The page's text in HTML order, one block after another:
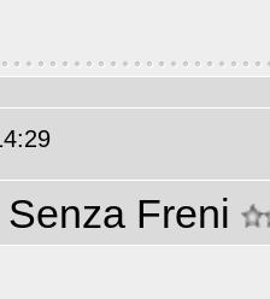
Senza Freni